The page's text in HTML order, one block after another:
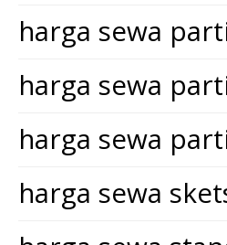
harga sewa
harga sewa
harga sewa
harga sewa